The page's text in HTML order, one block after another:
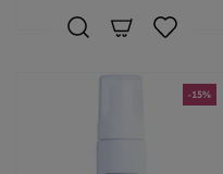
-15%